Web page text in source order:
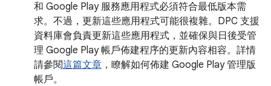
和 Google Play 服務應用程式必須符合最低版本需
求。不過，更新這些應用程式可能很複雜。DPC 支援
資料庫會負責更新這些應用程式，並確保與日後受管
理 Google Play 帳戶佈建程序的更新內容相容。詳情
請參閱這篇文章 ，瞭解如何佈建 Google Play 管理版
帳戶。